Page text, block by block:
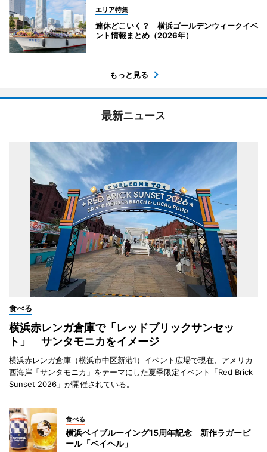
エリア特集
連休どこいく？ 横浜ゴールデンウィークイベ
ント情報まとめ（2026年）
もっと見る
最新ニュース
食べる
横浜赤レンガ倉庫で「レッドブリックサンセッ
ト」 サンタモニカをイメージ
横浜赤レンガ倉庫（横浜市中区新港1）イベント広場で現在、アメリカ
西海岸「サンタモニカ」をテーマにした夏季限定イベント「Red Brick
Sunset 2026」が開催されている。
食べる
横浜ベイブルーイング15周年記念 新作ラガービ
ール「ベイヘル」